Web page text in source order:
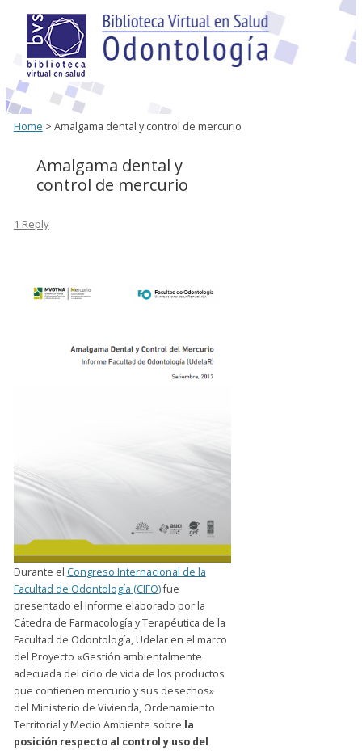
Home > Amalgama dental y control de mercurio
Amalgama dental y
control de mercurio
1 Reply
Durante el Congreso Internacional de la
Facultad de Odontología (CIFO)fue
presentado el Informe elaborado por la
Cátedra de Farmacología y Terapéutica de la
Facultad de Odontología, Udelar en el marco
del Proyecto «Gestión ambientalmente
adecuada del ciclo de vida de los productos
que contienen mercurio y sus desechos»
del Ministerio de Vivienda, Ordenamiento
Territorial y Medio Ambiente sobre la
posición respecto al control y uso del